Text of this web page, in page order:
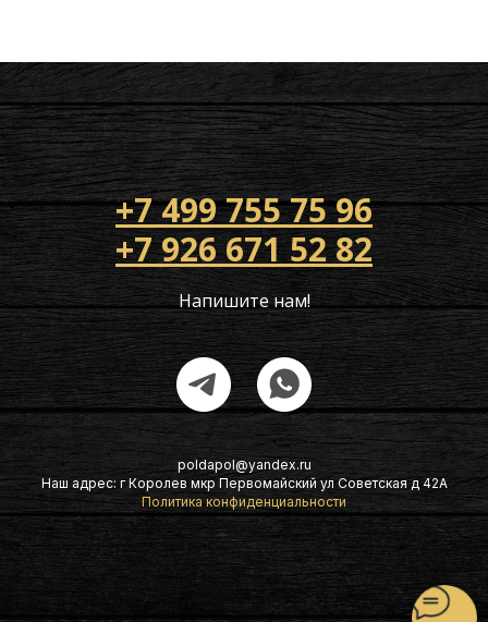
+7 499 755 75 96
+7 926 671 52 82
Напишите нам!
poldapol@yandex.ru
Наш адрес: г Королев мкр Первомайский ул Советская д 42А
Политика конфиденциальности